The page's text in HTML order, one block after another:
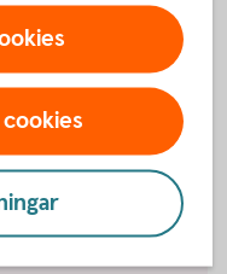
börs.